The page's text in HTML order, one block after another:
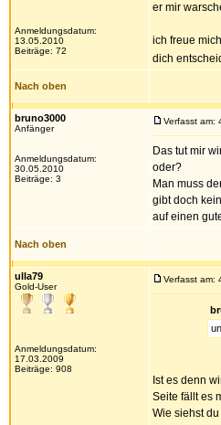
Anmeldungsdatum:
13.05.2010
Beiträge: 72
er mir
ich freue
dich
Nach oben
bruno3000
Anfänger
Anmeldungsdatum:
30.05.2010
Beiträge: 3
Verfasst am:
Das tut mir
oder?
Man muss
gibt doch
auf einen
Nach oben
ulla79
Gold-User
Anmeldungsdatum:
17.03.2009
Beiträge: 908
Verfasst am:
Ist es denn
Seite fällt es
Wie siehst